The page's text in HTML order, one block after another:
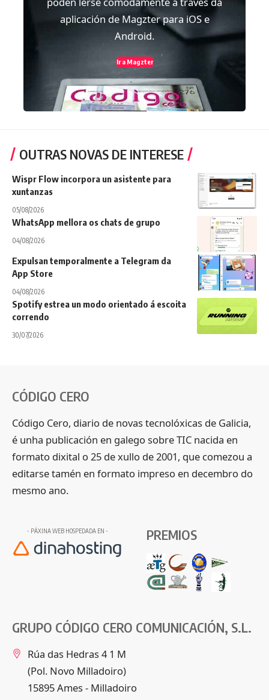
aplicación de Magzter para iOS e
Android.
Ir a Magzter
OUTRAS NOVAS DE INTERESE
Wispr Flow incorpora un asistente para
xuntanzas
05/08/2026
WhatsApp mellora os chats de grupo
04/08/2026
Expulsan temporalmente a Telegram da
App Store
04/08/2026
Spotify estrea un modo orientado á escoita
correndo
30/07/2026
CÓDIGO CERO
Código Cero, diario de novas tecnolóxicas de Galicia,
é unha publicación en galego sobre TIC nacida en
formato dixital o 25 de xullo de 2001, que comezou a
editarse tamén en formato impreso en decembro do
mesmo ano.
- PÁXINA WEB HOSPEDADA EN - PREMIOS
GRUPO CÓDIGO CERO COMUNICACIÓN, S.L.
Rúa das Hedras 4 1 M
(Pol. Novo Milladoiro)
15895 Ames - Milladoiro